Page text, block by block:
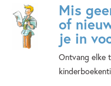
Mis
of
je in
Ontvang elke